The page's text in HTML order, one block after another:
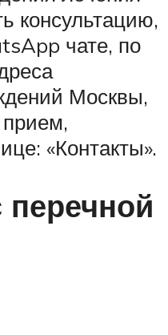
консультацию,
чате, по
Москвы,
«Контакты».